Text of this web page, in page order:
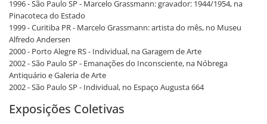
1996 - São Paulo SP - Marcelo Grassmann: gravador: 1944/1954, na
Pinacoteca do Estado
1999 - Curitiba PR - Marcelo Grassmann: artista do mês, no Museu
Alfredo Andersen
2000 - Porto Alegre RS - Individual, na Garagem de Arte
2002 - São Paulo SP - Emanações do Inconsciente, na Nóbrega
Antiquário e Galeria de Arte
2002 - São Paulo SP - Individual, no Espaço Augusta 664
Exposições Coletivas